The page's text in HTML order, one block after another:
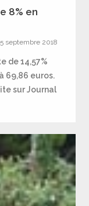
8% en
5 septembre 2018
de 14,57%
69,86 euros.
sur Journal